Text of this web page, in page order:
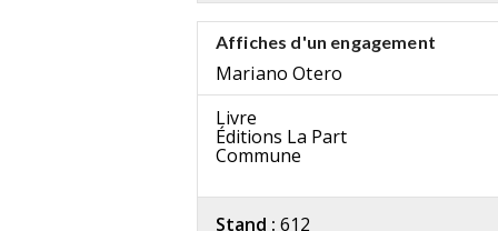
Affiches d'un engagement
Mariano Otero
Livre
Éditions La Part
Commune
Stand : 612